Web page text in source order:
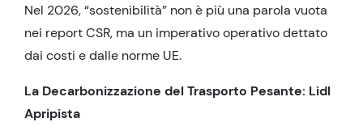
Nel 2026, “sostenibilità” non è più una parola vuota
nei report CSR, ma un imperativo operativo dettato
dai costi e dalle norme UE.
La Decarbonizzazione del Trasporto Pesante: Lidl
Apripista